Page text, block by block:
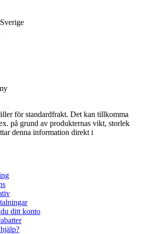
för standardfrakt. Det kan tillkomma
på grund av produkternas vikt, storlek
denna information direkt i
ditt konto